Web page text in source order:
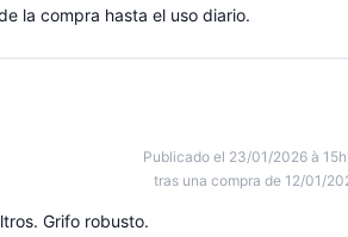
la compra hasta el uso diario.
Publicado el 23/01/2026 à
tras una compra de 12/01/
Grifo robusto.